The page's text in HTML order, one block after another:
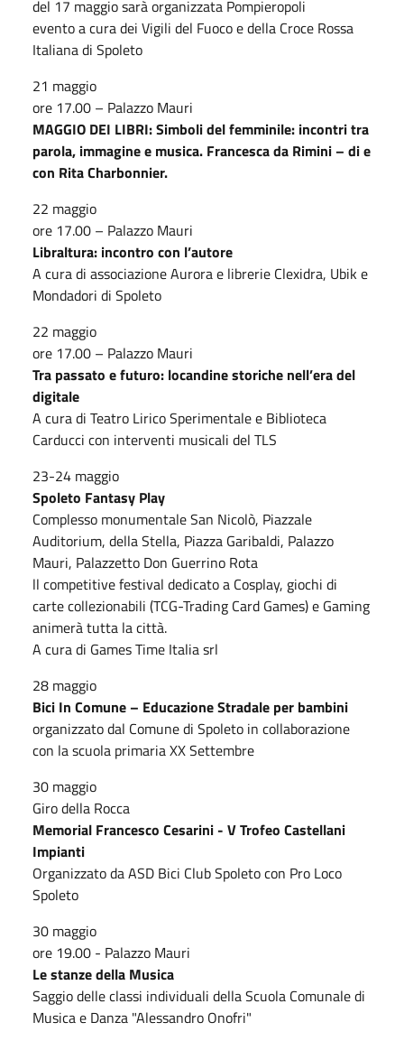
del 17 maggio sarà organizzata Pompieropoli
evento a cura dei Vigili del Fuoco e della Croce Rossa
Italiana di Spoleto
21 maggio
ore 17.00 – Palazzo Mauri
MAGGIO DEI LIBRI:Simboli del femminile: incontri tra
parola, immagine e musica. Francesca da Rimini – di e
con Rita Charbonnier.
22 maggio
ore 17.00 – Palazzo Mauri
Libraltura: incontro con l’autore
A cura di associazione Aurora e librerie Clexidra, Ubik e
Mondadori di Spoleto
22 maggio
ore 17.00 – Palazzo Mauri
Tra passato e futuro: locandine storiche nell’era del
digitale
A cura di Teatro Lirico Sperimentale e Biblioteca
Carducci con interventi musicali del TLS
23-24 maggio
Spoleto Fantasy Play
Complesso monumentale San Nicolò, Piazzale
Auditorium, della Stella, Piazza Garibaldi, Palazzo
Mauri, Palazzetto Don Guerrino Rota
ll competitive festival dedicato a Cosplay, giochi di
carte collezionabili (TCG-Trading Card Games) e Gaming
animerà tutta la città.
A cura di Games Time Italia srl
28 maggio
Bici In Comune – Educazione Stradale per bambini
organizzato dal Comune di Spoleto in collaborazione
con la scuola primaria XX Settembre
30 maggio
Giro della Rocca
Memorial Francesco Cesarini - V Trofeo Castellani
Impianti
Organizzato da ASD Bici Club Spoleto con Pro Loco
Spoleto
30 maggio
ore 19.00 - Palazzo Mauri
Le stanze della Musica
Saggio delle classi individuali della Scuola Comunale di
Musica e Danza "Alessandro Onofri"